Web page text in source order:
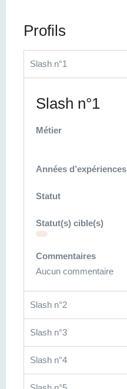
Profils
Slash n°1
Slash n°1
Métier
Années d’expériences
Statut
Statut(s) cible(s)
Commentaires
Aucun commentaire
Slash n°2
Slash n°3
Slash n°4